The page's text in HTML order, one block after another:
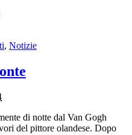
, Notizie
di notte dal Van Gogh
del pittore olandese. Dopo